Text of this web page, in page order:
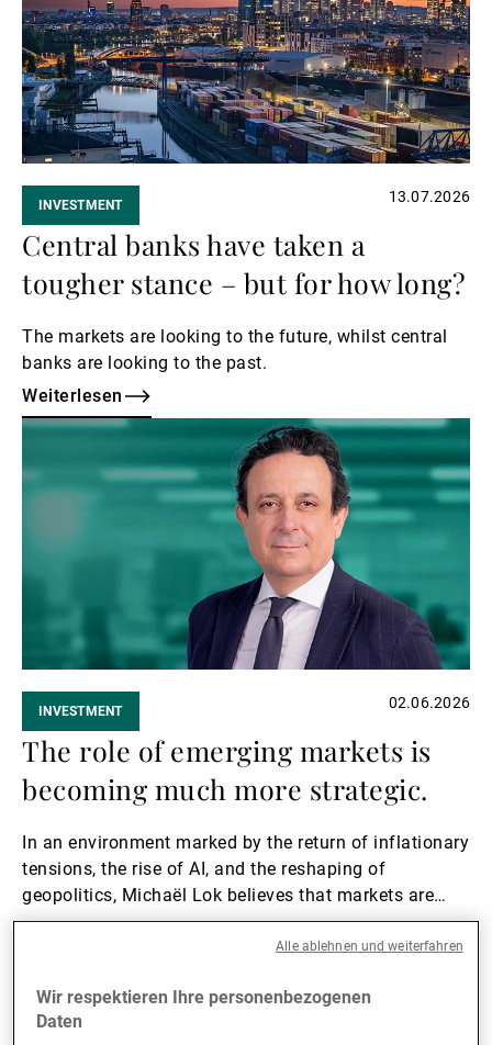
Externe Vermögensverwalter
Nachrichten und Insights
INVESTMENT 13.07.2026
Central banks have taken a
tougher stance – but for how long?
The markets are looking to the future, whilst central
banks are looking to the past.
Weiterlesen
Weiterlesen
INVESTMENT 02.06.2026
The role of emerging markets is
becoming much more strategic.
In an environment marked by the return of inflationary
tensions, the rise of AI, and the reshaping of
geopolitics, Michaël Lok believes that markets are
entering a new cycle.
Weiterlesen
Wir respektieren Ihre personenbezogenen
Daten
Alle ablehnen und weiterfahren